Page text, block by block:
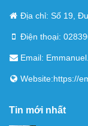
Địa chỉ: Số 19,
Điện thoại:
Email:
Website:https://
Tin mới nhất